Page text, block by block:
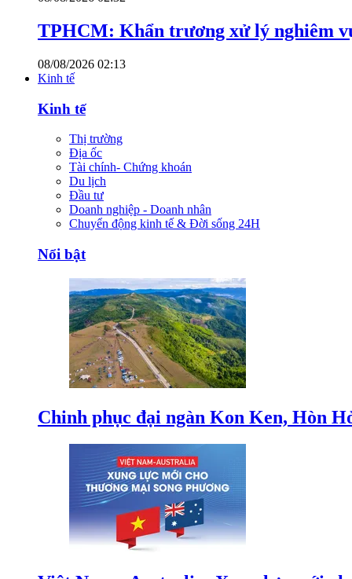
TPHCM: Khẩn trương xử lý nghiêm
08/08/2026 02:13
Kinh tế
Kinh tế
Thị trường
Địa ốc
Tài chính- Chứng khoán
Du lịch
Đầu tư
Doanh nghiệp - Doanh nhân
Chuyển động kinh tế & Đời sống 24H
Nổi bật
Chinh phục đại ngàn Kon Ken, Hòn